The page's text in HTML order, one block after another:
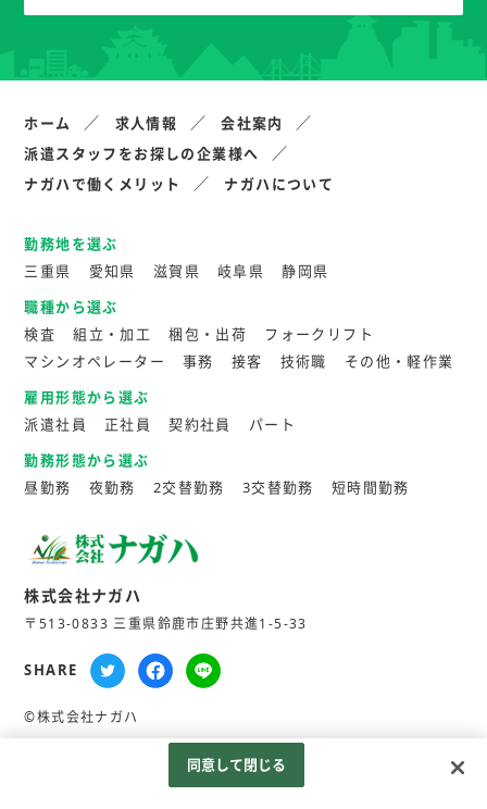
ホーム 求人情報
会社案内
派遣スタッフをお探しの企業様へ
ナガハで働くメリット
ナガハについて
勤務地を選ぶ
三重県
愛知県 滋賀県 岐阜県
静岡県
職種から選ぶ
検査
組立・加工 梱包・出荷
フォークリフト
マシンオペレーター
事務 接客 技術職
その他・軽作業
雇用形態から選ぶ
派遣社員
正社員 契約社員
パート
勤務形態から選ぶ
昼勤務
夜勤務 2交替勤務 3交替勤務 短時間勤務
株式会社ナガハ
〒513-0833 三重県鈴鹿市庄野共進1-5-33
SHARE
©株式会社ナガハ
Googleアナリティクスの利用について
同意して閉じる